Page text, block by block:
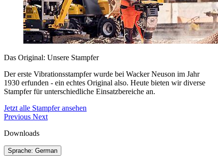
Das Original: Unsere Stampfer
Der erste Vibrationsstampfer wurde bei Wacker Neuson im Jahr
1930 erfunden - ein echtes Original also. Heute bieten wir diverse
Stampfer für unterschiedliche Einsatzbereiche an.
Jetzt alle Stampfer ansehen
Previous Next
Downloads
Sprache: German